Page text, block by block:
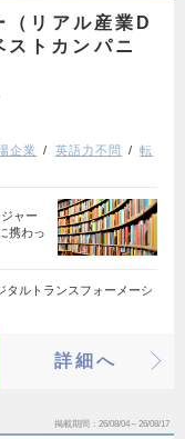
（リアル産業D
トカンパニ
企業 英語力不問
転
ャー
携わっ
ルトランスフォーメーシ
詳細へ
掲載期間 26/08/04～26/08/17